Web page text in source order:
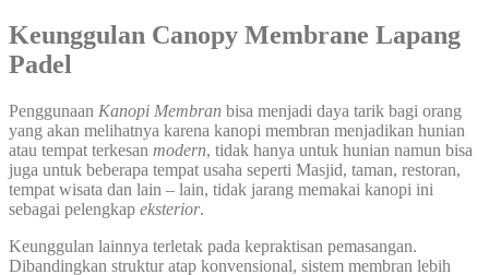
Keunggulan Canopy Membrane Lapang
Padel
Penggunaan Kanopi Membran bisa menjadi daya tarik bagi orang
yang akan melihatnya karena kanopi membran menjadikan hunian
atau tempat terkesan modern, tidak hanya untuk hunian namun bisa
juga untuk beberapa tempat usaha seperti Masjid, taman, restoran,
tempat wisata dan lain – lain, tidak jarang memakai kanopi ini
sebagai pelengkap eksterior.
Keunggulan lainnya terletak pada kepraktisan pemasangan.
Dibandingkan struktur atap konvensional, sistem membran lebih